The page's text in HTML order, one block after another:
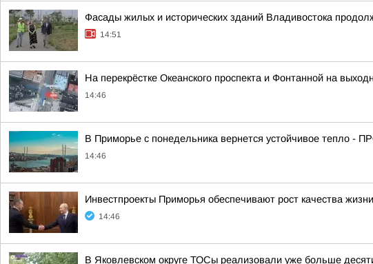
Фасады жилых и исторических зданий Владивостока
14:51
На перекрёстке Океанского проспекта и Фонтанной на
14:46
В Приморье с понедельника вернется устойчивое тепло -
14:46
Инвестпроекты Приморья обеспечивают рост качества
14:46
В Яковлевском округе ТОСы реализовали уже больше